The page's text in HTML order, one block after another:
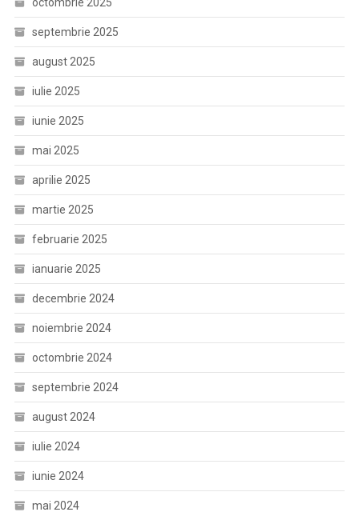
septembrie 2025
august 2025
iulie 2025
iunie 2025
mai 2025
aprilie 2025
martie 2025
februarie 2025
ianuarie 2025
decembrie 2024
noiembrie 2024
octombrie 2024
septembrie 2024
august 2024
iulie 2024
iunie 2024
mai 2024